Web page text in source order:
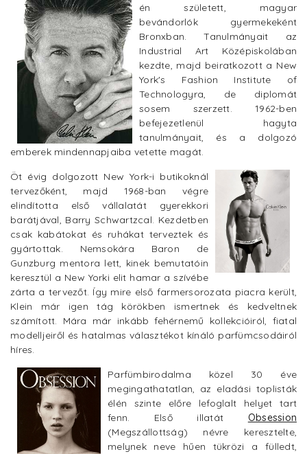
én született, magyar
bevándorlók gyermekeként
Bronxban. Tanulmányait az
Industrial Art Középiskolában
kezdte, majd beiratkozott a New
York's Fashion Institute of
Technologyra, de diplomát
sosem szerzett. 1962-ben
befejezetlenül hagyta
tanulmányait, és a dolgozó
emberek mindennapjaiba vetette magát.
Öt évig dolgozott New York-i butikoknál
tervezőként, majd 1968-ban végre
elindította első vállalatát gyerekkori
barátjával, Barry Schwartzcal. Kezdetben
csak kabátokat és ruhákat terveztek és
gyártottak. Nemsokára Baron de
Gunzburg mentora lett, kinek bemutatóin
keresztül a New Yorki elit hamar a szívébe
zárta a tervezőt. Így mire első farmersorozata piacra került,
Klein már igen tág körökben ismertnek és kedveltnek
számított. Mára már inkább fehérnemű kollekcióiról, fiatal
modelljeiről és hatalmas választékot kínáló parfümcsodáiról
híres.
Parfümbirodalma közel 30 éve
megingathatatlan, az eladási toplisták
élén szinte előre lefoglalt helyet tart
fenn. Első illatát Obsession
(Megszállottság) névre keresztelte,
melynek neve hűen tükrözi a fülledt,